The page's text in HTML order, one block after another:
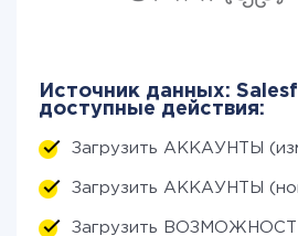
Источник данных:
доступные действия:
Загрузить АККАУНТЫ
Загрузить АККАУНТЫ
Загрузить